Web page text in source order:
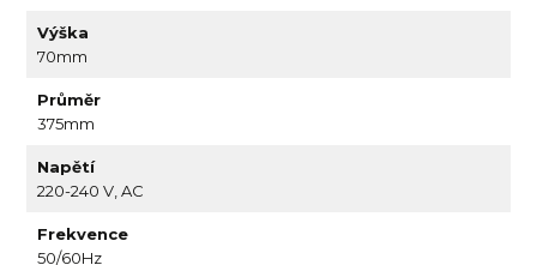
Výška
70mm
Průměr
375mm
Napětí
220-240 V, AC
Frekvence
50/60Hz